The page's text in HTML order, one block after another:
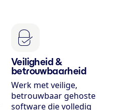
Veiligheid &
betrouwbaarheid
Werk met veilige,
betrouwbaar gehoste
software die volledig